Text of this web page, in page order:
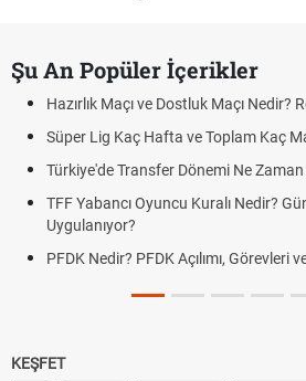
Şu An Popüler İçerikler
Hazırlık Maçı ve Dostluk Maçı Nedir?
Süper Lig Kaç Hafta ve Toplam Kaç
Türkiye'de Transfer Dönemi Ne
TFF Yabancı Oyuncu Kuralı Nedir?
Uygulanıyor?
PFDK Nedir? PFDK Açılımı, Görevleri
KEŞFET